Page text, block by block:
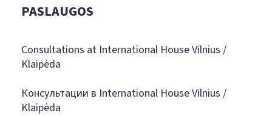
PASLAUGOS
Consultations at International House Vilnius /
Klaipėda
Консультации в International House Vilnius /
Klaipėda